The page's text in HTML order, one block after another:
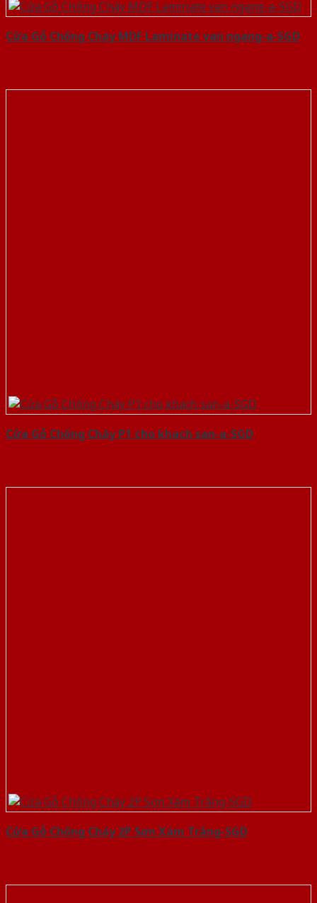
Cửa Gỗ Chống Cháy MDF Laminate van ngang-a-SGD
Cửa Gỗ Chống Cháy P1 cho khach san-a-SGD
Cửa Gỗ Chống Cháy 2P Sơn Xám Trắng-SGD